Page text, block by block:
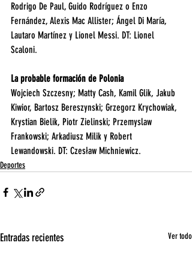
Rodrigo De Paul, Guido Rodríguez o Enzo
Fernández, Alexis Mac Allister; Ángel Di María,
Lautaro Martínez y Lionel Messi. DT: Lionel
Scaloni.
La probable formación de Polonia
Wojciech Szczesny; Matty Cash, Kamil Glik, Jakub
Kiwior, Bartosz Bereszynski; Grzegorz Krychowiak,
Krystian Bielik, Piotr Zielinski; Przemyslaw
Frankowski; Arkadiusz Milik y Robert
Lewandowski. DT: Czesław Michniewicz.
Deportes
Entradas recientes Ver todo